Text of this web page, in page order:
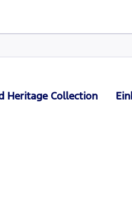
Heritage Collection